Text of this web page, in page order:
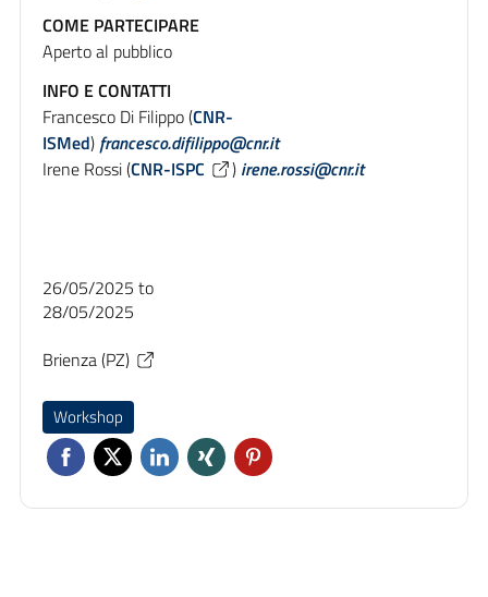
COME PARTECIPARE
Aperto al pubblico
INFO E CONTATTI
Francesco Di Filippo (CNR-
ISMed) francesco.difilippo@cnr.it
Irene Rossi (CNR-ISPC ) irene.rossi@cnr.it
26/05/2025 to
28/05/2025
Brienza (PZ)
Workshop